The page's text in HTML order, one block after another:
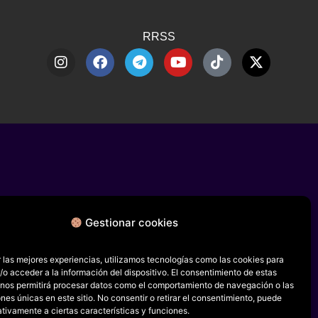
Gestionar cookies
las mejores experiencias, utilizamos tecnologías como las cookies para
o acceder a la información del dispositivo. El consentimiento de estas
permitirá procesar datos como el comportamiento de navegación o las
únicas en este sitio. No consentir o retirar el consentimiento, puede
a ciertas características y funciones.
RRSS